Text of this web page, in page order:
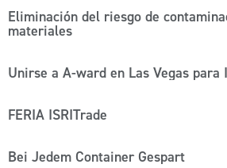
Eliminación del riesgo de
materiales
Unirse a A-ward en Las Vegas para
FERIA ISRITrade
Bei Jedem Container Gespart